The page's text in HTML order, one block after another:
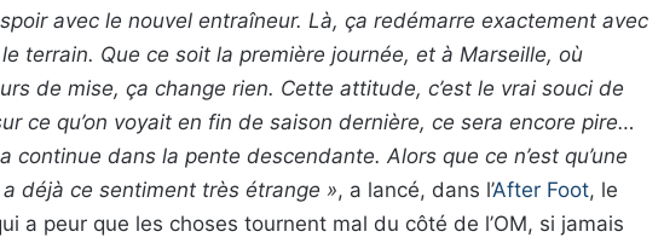
avec le nouvel entraîneur. Là, ça redémarre exactement avec
terrain. Que ce soit la première journée, et à Marseille, où
de mise, ça change rien. Cette attitude, c’est le vrai souci de
ce qu’on voyait en fin de saison dernière, ce sera encore pire…
continue dans la pente descendante. Alors que ce n’est qu’une
déjà ce sentiment très étrange », a lancé, dans l’After Foot, le
a peur que les choses tournent mal du côté de l’OM, si jamais